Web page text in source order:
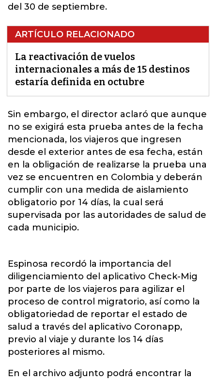
del 30 de septiembre.
ARTÍCULO RELACIONADO
La reactivación de vuelos
internacionales a más de 15 destinos
estaría definida en octubre
Sin embargo, el director aclaró que aunque
no se exigirá esta prueba antes de la fecha
mencionada, los viajeros que ingresen
desde el exterior antes de esa fecha, están
en la obligación de realizarse la prueba una
vez se encuentren en Colombia y deberán
cumplir con una medida de aislamiento
obligatorio por 14 días, la cual será
supervisada por las autoridades de salud de
cada municipio.
Espinosa recordó la importancia del
diligenciamiento del aplicativo Check-Mig
por parte de los viajeros para agilizar el
proceso de control migratorio, así como la
obligatoriedad de reportar el estado de
salud a través del aplicativo Coronapp,
previo al viaje y durante los 14 días
posteriores al mismo.
En el archivo adjunto podrá encontrar la